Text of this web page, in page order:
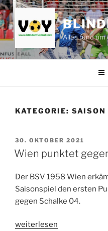
Zum
Inhalt
springen
Alles rund um
KATEGORIE:
VERÖFFENTLICHT
AM
30. OKTOBER 2021
Wien punktet
Der BSV 1958 Wien
Saisonspiel den ersten
gegen Schalke 04.
„Wien
weiterlesen